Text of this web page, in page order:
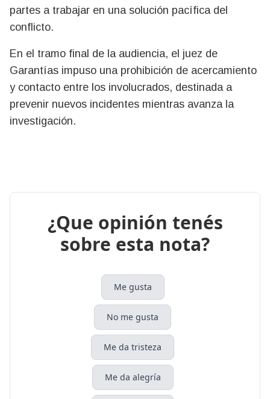
partes a trabajar en una solución pacífica del
conflicto.
En el tramo final de la audiencia, el juez de
Garantías impuso una prohibición de acercamiento
y contacto entre los involucrados, destinada a
prevenir nuevos incidentes mientras avanza la
investigación.
¿Que opinión tenés
sobre esta nota?
Me gusta
No me gusta
Me da tristeza
Me da alegría